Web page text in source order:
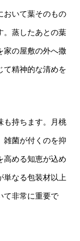
おいて葉そのもの
。蒸したあとの葉
家の屋敷の外へ撒
て精神的な清めを
も持ちます。月桃
雑菌が付くのを抑
高める知恵が込め
単なる包装材以上
て非常に重要で